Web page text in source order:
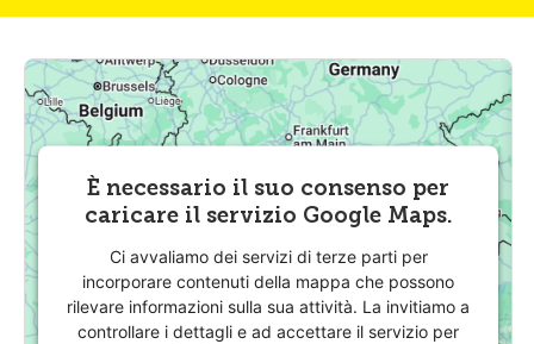
È necessario il suo consenso per
caricare il servizio Google Maps.
Ci avvaliamo dei servizi di terze parti per
incorporare contenuti della mappa che possono
rilevare informazioni sulla sua attività. La invitiamo a
controllare i dettagli e ad accettare il servizio per